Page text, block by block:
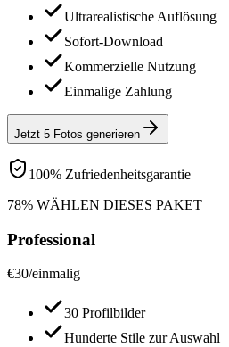
Ultrarealistische Auflösung
Sofort-Download
Kommerzielle Nutzung
Einmalige Zahlung
Jetzt 5 Fotos generieren
100% Zufriedenheitsgarantie
78% WÄHLEN DIESES PAKET
Professional
€30/einmalig
30 Profilbilder
Hunderte Stile zur Auswahl